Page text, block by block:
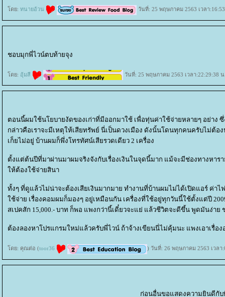
ดย: ทนายอ้วน วันที่: 25 พฤษภาคม 2563 เวลา
ชอบมุกพี่ไวน์ตบท้ายจุง
ดย: อุ้มสี วันที่: 25 พฤษภาคม 2563 เวลา:22:29:38
ตอนนี้ผมใช้นโยบายงัดของเก่าที่มีออกมาใช้ เพื่อทุ่นค่าใช้จ่ายหลายๆ อย่าง
กล่าวคือเราจะมีเหตุให้เสียทรัพย์ นี่เป็นดวงเมือง ดังนั้นโดนทุกคนครับไม่ต้
เก็ยไม่อยู่ บ้านผมก็พึ่งโทรทัศน์เสียรวดเดียว 2 เครื่อง
ตั้งแต่ต้นปีที่มาผ่านมาผมจริงจังกับเรื่องเงินในจุดนี้มาก แม้จะมีช่องทางหา
ห้ต้องใช้จ่ายสินา
ทั้งๆ ที่ดูแล้วไม่น่าจะต้องเสียเงินมากมาย ทำงานที่บ้านผมไม่ได้เปิดแอร์ ค่า
ช้จ่าย เรื่องคอมผมก็มองๆ อยู่เหมือนกัน เครื่องที่ใช้อยู่ทุกวันนี้ใช้ตั้งแต่ปี
สเปคสัก 15,000.- บาท ก็พอ แพงกว่านี้เดี๋ยวจะแย่ แล้วชีวิตจะดีขึ้น พูดมันง่า
ต้องลองหาโปรแกรมใหม่แล้วครับพี่ไวน์ ถ้าจ้างเขียนนี่ไม่คุ้มนะ แพงเอาเรื่อง
ดย: คุณต่อ (toor36 ) วันที่: 26 พฤษภาคม 2563 เวลา
ก่อนอื่นขอแสดงความยินดีกับ